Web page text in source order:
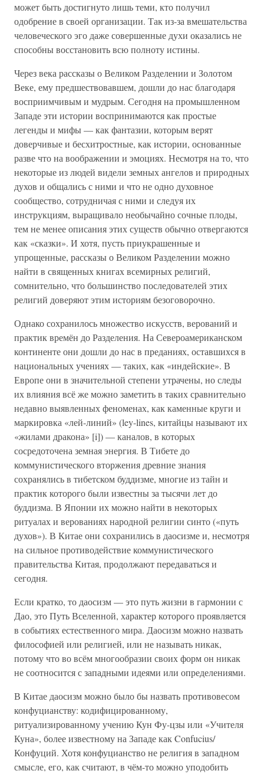
может быть достигнуто лишь теми, кто получил
одобрение в своей организации. Так из-за вмешательства
человеческого эго даже совершенные духи оказались не
способны восстановить всю полноту истины.
Через века рассказы о Великом Разделении и Золотом
Веке, ему предшествовавшем, дошли до нас благодаря
восприимчивым и мудрым. Сегодня на промышленном
Западе эти истории воспринимаются как простые
легенды и мифы — как фантазии, которым верят
доверчивые и бесхитростные, как истории, основанные
разве что на воображении и эмоциях. Несмотря на то, что
некоторые из людей видели земных ангелов и природных
духов и общались с ними и что не одно духовное
сообщество, сотрудничая с ними и следуя их
инструкциям, выращивало необычайно сочные плоды,
тем не менее описания этих существ обычно отвергаются
как «сказки». И хотя, пусть приукрашенные и
упрощенные, рассказы о Великом Разделении можно
найти в священных книгах всемирных религий,
сомнительно, что большинство последователей этих
религий доверяют этим историям безоговорочно.
Однако сохранилось множество искусств, верований и
практик времён до Разделения. На Североамериканском
континенте они дошли до нас в преданиях, оставшихся в
национальных учениях — таких, как «индейские». В
Европе они в значительной степени утрачены, но следы
их влияния всё же можно заметить в таких сравнительно
недавно выявленных феноменах, как каменные круги и
маркировка «лей-линий» (ley-lines, китайцы называют их
«жилами дракона» [i]) — каналов, в которых
сосредоточена земная энергия. В Тибете до
коммунистического вторжения древние знания
сохранялись в тибетском буддизме, многие из тайн и
практик которого были известны за тысячи лет до
буддизма. В Японии их можно найти в некоторых
ритуалах и верованиях народной религии синто («путь
духов»). В Китае они сохранились в даосизме и, несмотря
на сильное противодействие коммунистического
правительства Китая, продолжают передаваться и
сегодня.
Если кратко, то даосизм — это путь жизни в гармонии с
Дао, это Путь Вселенной, характер которого проявляется
в событиях естественного мира. Даосизм можно назвать
философией или религией, или не называть никак,
потому что во всём многообразии своих форм он никак
не соотносится с западными идеями или определениями.
В Китае даосизм можно было бы назвать противовесом
конфуцианству: кодифицированному,
ритуализированному учению Кун Фу-цзы или «Учителя
Куна», более известному на Западе как Confucius/
Конфуций. Хотя конфуцианство не религия в западном
смысле, его, как считают, в чём-то можно уподобить